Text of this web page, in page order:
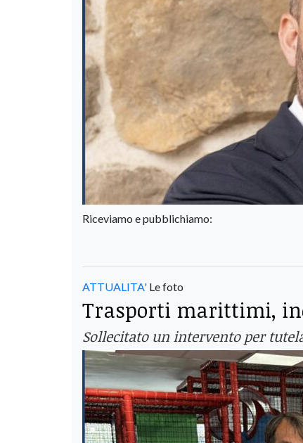
Riceviamo e pubblichiamo:
ATTUALITA' Le foto
Trasporti marittimi,
Sollecitato un intervento per